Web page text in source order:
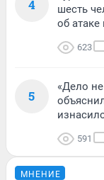
4
шесть
об
623
5
«Дело
591
МНЕНИЕ